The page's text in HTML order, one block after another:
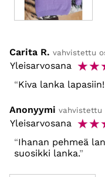
Carita R. vahvistettu
Yleisarvosana ☆☆
Kiva lanka
Anonyymi vahvistettu
Yleisarvosana ☆☆
Ihanan pehmeä
suosikki lanka.